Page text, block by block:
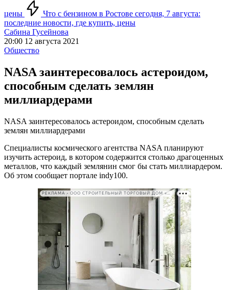
цены
Что с бензином в Ростове сегодня, 7 августа:
последние новости, где купить, цены
Сабина Гусейнова
20:00 12 августа 2021
Общество
NASA заинтересовалось астероидом,
способным сделать землян
миллиардерами
NASA заинтересовалось астероидом, способным сделать
землян миллиардерами
Специалисты космического агентства NASA планируют
изучить астероид, в котором содержится столько драгоценных
металлов, что каждый землянин смог бы стать миллиардером.
Об этом сообщает портале indy100.
РЕКЛАМА • ООО СТРОИТЕЛЬНЫЙ ТОРГОВЫЙ ДОМ «ПЕТРОВИЧ». ИНН: 7802348846